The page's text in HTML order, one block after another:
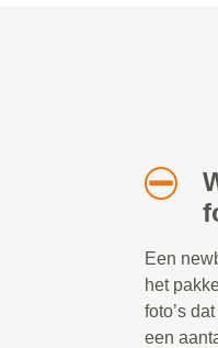
Een
het
foto’s
een